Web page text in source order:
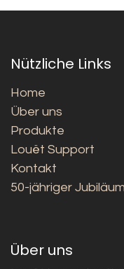
Nützliche Links
Home
Über uns
Produkte
Louët Support
Kontakt
50-jähriger
Über uns